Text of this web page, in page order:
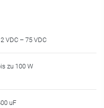
VDC – 75 VDC
zu 100 W
uF